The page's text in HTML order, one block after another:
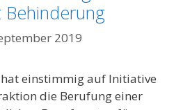
2019
einstimmig auf Initiative
die Berufung einer